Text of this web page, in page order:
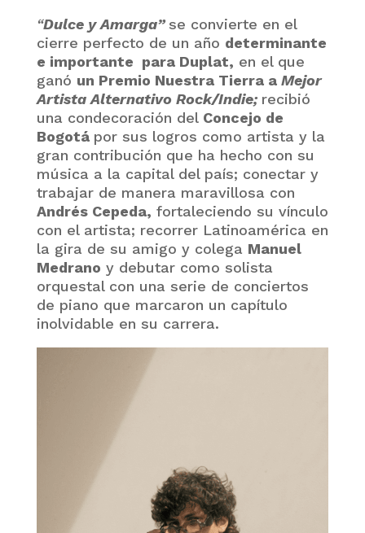
“Dulce y Amarga” se convierte en el
cierre perfecto de un año determinante
e importante para Duplat, en el que
ganó un Premio Nuestra Tierra a Mejor
Artista Alternativo Rock/Indie; recibió
una condecoración del Concejo de
Bogotá por sus logros como artista y la
gran contribución que ha hecho con su
música a la capital del país; conectar y
trabajar de manera maravillosa con
Andrés Cepeda, fortaleciendo su vínculo
con el artista; recorrer Latinoamérica en
la gira de su amigo y colega Manuel
Medrano y debutar como solista
orquestal con una serie de conciertos
de piano que marcaron un capítulo
inolvidable en su carrera.